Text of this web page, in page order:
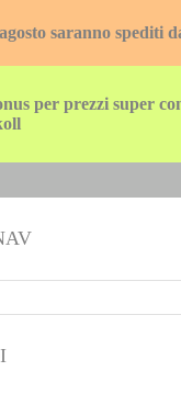
saranno spediti
per prezzi super